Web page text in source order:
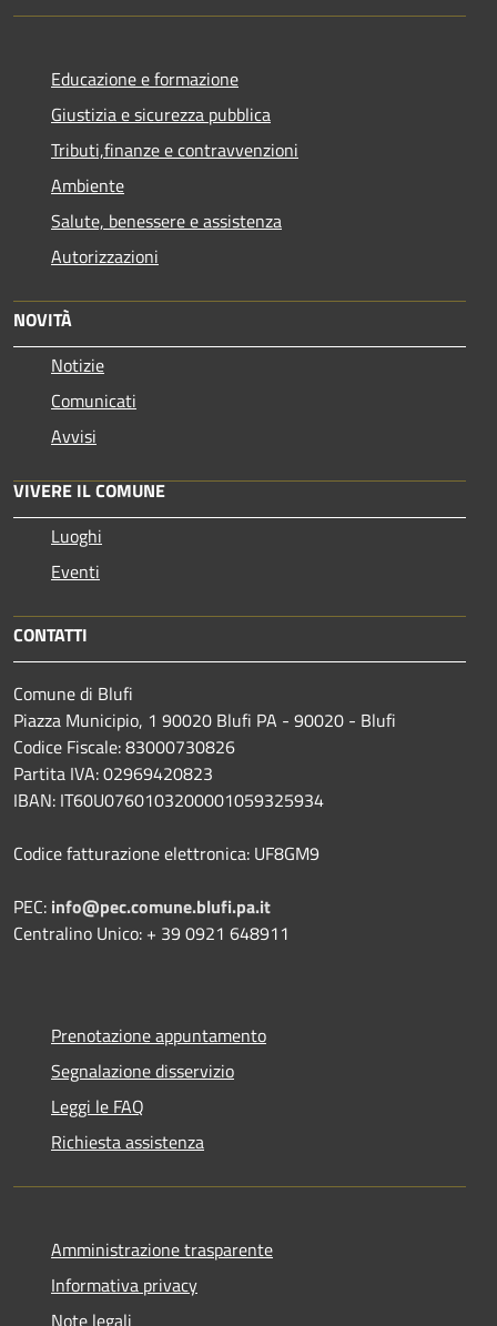
Educazione e formazione
Giustizia e sicurezza pubblica
Tributi,finanze e contravvenzioni
Ambiente
Salute, benessere e assistenza
Autorizzazioni
NOVITÀ
Notizie
Comunicati
Avvisi
VIVERE IL COMUNE
Luoghi
Eventi
CONTATTI
Comune di Blufi
Piazza Municipio, 1 90020 Blufi PA - 90020 - Blufi
Codice Fiscale: 83000730826
Partita IVA: 02969420823
IBAN: IT60U0760103200001059325934
Codice fatturazione elettronica: UF8GM9
PEC: info@pec.comune.blufi.pa.it
Centralino Unico: + 39 0921 648911
Prenotazione appuntamento
Segnalazione disservizio
Leggi le FAQ
Richiesta assistenza
Amministrazione trasparente
Informativa privacy
Note legali